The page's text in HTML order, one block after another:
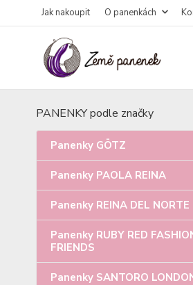
Jak nakoupit O panenkách
PANENKY podle značky
Panenky GÖTZ
Panenky PAOLA REINA
Panenky REINA DEL NORTE
Panenky RUBY RED
FRIENDS
Panenky SANTORO